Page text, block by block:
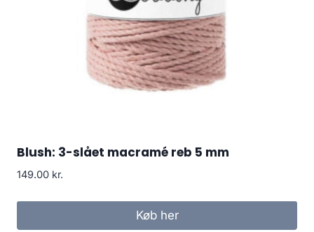
Blush: 3-slået macramé reb 5 mm
149.00 kr.
Køb her